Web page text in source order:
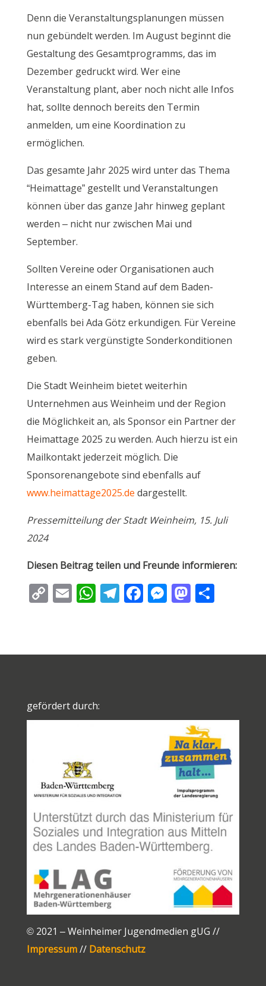
Denn die Veranstaltungsplanungen müssen
nun gebündelt werden. Im August beginnt die
Gestaltung des Gesamtprogramms, das im
Dezember gedruckt wird. Wer eine
Veranstaltung plant, aber noch nicht alle Infos
hat, sollte dennoch bereits den Termin
anmelden, um eine Koordination zu
ermöglichen.
Das gesamte Jahr 2025 wird unter das Thema
“Heimattage” gestellt und Veranstaltungen
können über das ganze Jahr hinweg geplant
werden – nicht nur zwischen Mai und
September.
Sollten Vereine oder Organisationen auch
Interesse an einem Stand auf dem Baden-
Württemberg-Tag haben, können sie sich
ebenfalls bei Ada Götz erkundigen. Für Vereine
wird es stark vergünstigte Sonderkonditionen
geben.
Die Stadt Weinheim bietet weiterhin
Unternehmen aus Weinheim und der Region
die Möglichkeit an, als Sponsor ein Partner der
Heimattage 2025 zu werden. Auch hierzu ist ein
Mailkontakt jederzeit möglich. Die
Sponsorenangebote sind ebenfalls auf
www.heimattage2025.de dargestellt.
Pressemitteilung der Stadt Weinheim, 15. Juli
2024
Diesen Beitrag teilen und Freunde informieren:
C
y
k
E
l
W
s
p
T
gr
F
b
M
e
M
d
T
n
gefördert durch:
© 2021 – Weinheimer Jugendmedien gUG //
Impressum// Datenschutz